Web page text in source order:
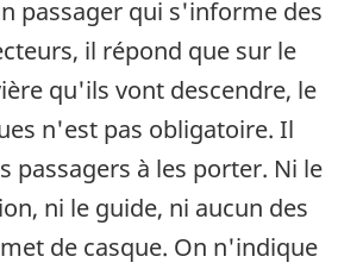
passager qui s'informe des
il répond que sur le
qu'ils vont descendre, le
n'est pas obligatoire. Il
passagers à les porter. Ni le
ni le guide, ni aucun des
de casque. On n'indique